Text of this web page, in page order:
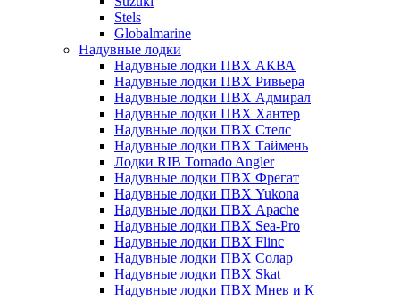
Stels
Globalmarine
Надувные лодки
Надувные лодки ПВХ АКВА
Надувные лодки ПВХ Ривьера
Надувные лодки ПВХ Адмирал
Надувные лодки ПВХ Хантер
Надувные лодки ПВХ Стелс
Надувные лодки ПВХ Таймень
Лодки RIB Tornado Angler
Надувные лодки ПВХ Фрегат
Надувные лодки ПВХ Yukona
Надувные лодки ПВХ Apache
Надувные лодки ПВХ Sea-Pro
Надувные лодки ПВХ Flinc
Надувные лодки ПВХ Солар
Надувные лодки ПВХ Skat
Надувные лодки ПВХ Мнев и К